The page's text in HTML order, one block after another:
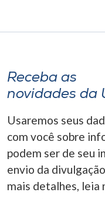
A-
Receba as
novidades da
Usaremos seus
com você sobre
podem ser de seu
envio da
mais detalhes, leia